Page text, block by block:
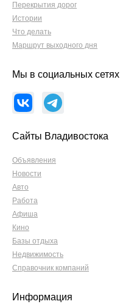
Перекрытия дорог
Истории
Что делать
Маршрут выходного дня
Мы в социальных сетях
Сайты Владивостока
Объявления
Новости
Авто
Работа
Афиша
Кино
Базы отдыха
Недвижимость
Справочник компаний
Информация